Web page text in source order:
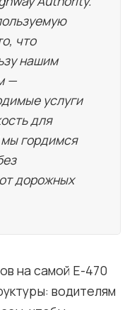
что
нашим
—
услуги
для
гордимся
дорожных
на самой E-470
водителям